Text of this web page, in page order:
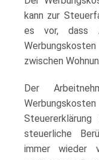
kann zur
es vor, dass
zwischen
Der
steuerliche
immer wieder